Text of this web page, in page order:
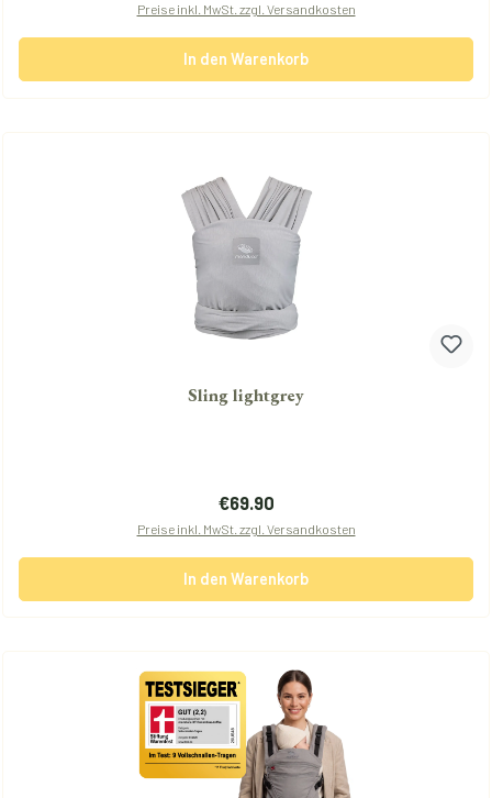
Preise inkl. MwSt. zzgl. Versandkosten
In den Warenkorb
Sling lightgrey
Regulärer Preis:
€69.90
Preise inkl. MwSt. zzgl. Versandkosten
In den Warenkorb